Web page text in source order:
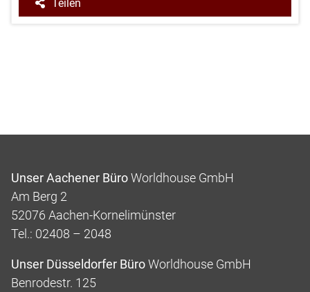
Teilen
Unser Aachener BüroWorldhouse GmbH
Am Berg 2
52076 Aachen-Kornelimünster
Tel.: 02408 – 2048
Unser Düsseldorfer BüroWorldhouse GmbH
Benrodestr. 125